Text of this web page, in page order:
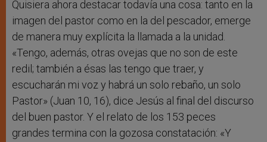
Quisiera ahora destacar todavía una cosa: tanto en la
imagen del pastor como en la del pescador, emerge
de manera muy explícita la llamada a la unidad.
«Tengo, además, otras ovejas que no son de este
redil; también a ésas las tengo que traer, y
escucharán mi voz y habrá un solo rebaño, un solo
Pastor» (Juan 10, 16), dice Jesús al final del discurso
del buen pastor. Y el relato de los 153 peces
grandes termina con la gozosa constatación: «Y